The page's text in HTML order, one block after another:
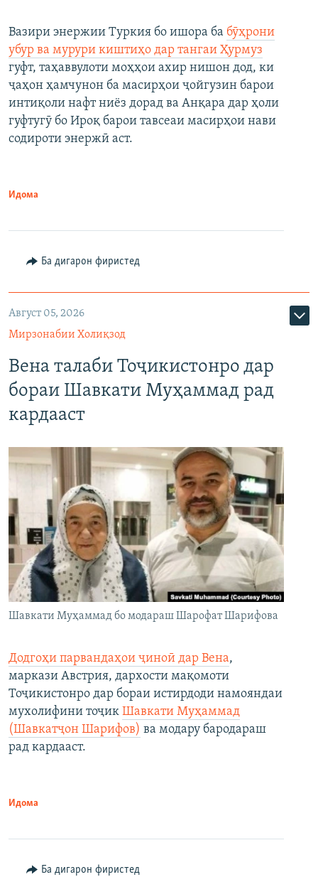
Вазири энержии Туркия бо ишора ба бӯҳрони
убур ва мурури киштиҳо дар тангаи Ҳурмуз
гуфт, таҳаввулоти моҳҳои ахир нишон дод, ки
ҷаҳон ҳамчунон ба масирҳои ҷойгузин барои
интиқоли нафт ниёз дорад ва Анқара дар ҳоли
гуфтугӯ бо Ироқ барои тавсеаи масирҳои нави
содироти энержӣ аст.
Идома
Ба дигарон фиристед
Август 05, 2026
Мирзонабии Холиқзод
Вена талаби Тоҷикистонро дар
бораи Шавкати Муҳаммад рад
кардааст
Шавкати Муҳаммад бо модараш Шарофат Шарифова
Додгоҳи парвандаҳои ҷиноӣ дар Вена,
маркази Австрия, дархости мақомоти
Тоҷикистонро дар бораи истирдоди намояндаи
мухолифини тоҷик Шавкати Муҳаммад
(Шавкатҷон Шарифов) ва модару бародараш
рад кардааст.
Идома
Ба дигарон фиристед